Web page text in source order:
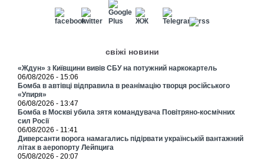
свіжі новини
«Ждун» з Київщини вивів СБУ на потужний наркокартель
06/08/2026 - 15:06
Бомба в автівці відправила в реанімацію творця російського
«Упиря»
06/08/2026 - 13:47
Бомба в Москві убила зятя командувача Повітряно-космічних
сил Росії
06/08/2026 - 11:41
Диверсанти ворога намагались підірвати українській вантажний
літак в аеропорту Лейпцига
05/08/2026 - 20:07